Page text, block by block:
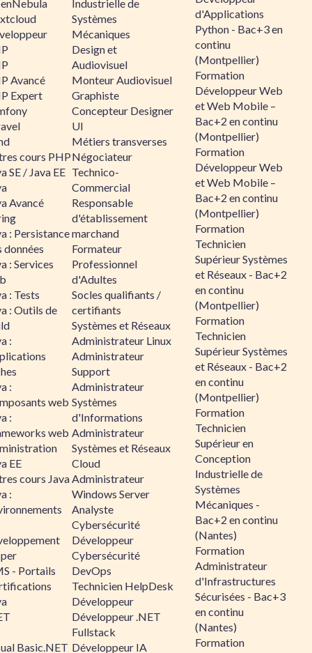
Avancé
Expert
cours PHP
SE / Java EE
Avancé
: Persistance
données
: Services
: Tests
: Outils de
:
:
web
:
web
EE
cours Java
:
- Portails
Basic.NET
Industrielle de
Systèmes
Mécaniques
Design et
Audiovisuel
Monteur Audiovisuel
Graphiste
Concepteur Designer
UI
Métiers transverses
Négociateur
Technico-
Commercial
Responsable
d'établissement
marchand
Formateur
Professionnel
d'Adultes
Socles qualifiants /
certifiants
Systèmes et Réseaux
Administrateur Linux
Administrateur
Support
Administrateur
Systèmes
d'Informations
Administrateur
Systèmes et Réseaux
Cloud
Administrateur
Windows Server
Analyste
Cybersécurité
Développeur
Cybersécurité
DevOps
Technicien HelpDesk
Développeur
Développeur .NET
Fullstack
Développeur IA
d'Applications
Python - Bac+3 en
continu
(Montpellier)
Formation
Développeur Web
et Web Mobile –
Bac+2 en continu
(Montpellier)
Formation
Développeur Web
et Web Mobile –
Bac+2 en continu
(Montpellier)
Formation
Technicien
Supérieur Systèmes
et Réseaux - Bac+2
en continu
(Montpellier)
Formation
Technicien
Supérieur Systèmes
et Réseaux - Bac+2
en continu
(Montpellier)
Formation
Technicien
Supérieur en
Conception
Industrielle de
Systèmes
Mécaniques -
Bac+2 en continu
(Nantes)
Formation
Administrateur
d'Infrastructures
Sécurisées - Bac+3
en continu
(Nantes)
Formation